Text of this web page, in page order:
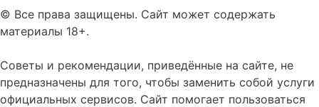
© Все права защищены. Сайт может содержать
материалы 18+.
Советы и рекомендации, приведённые на сайте, не
предназначены для того, чтобы заменить собой услуги
официальных сервисов. Сайт помогает пользоваться